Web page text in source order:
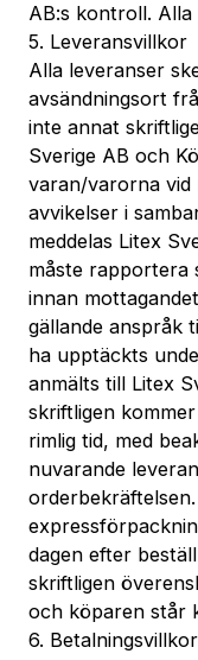
AB:s kontroll. Alla
5. Leveransvillkor
Alla leveranser
avsändningsort
inte annat
Sverige AB och
varan/varorna vid
avvikelser i
meddelas Litex
måste rapportera
innan
gällande anspråk
ha upptäckts
anmälts till Litex
skriftligen
rimlig tid, med
nuvarande
dagen efter
skriftligen
och köparen står
6. Betalningsvillkor